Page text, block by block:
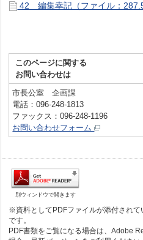
42 編集幸記（ファイル：
このページに関する
お問い合わせは
市長公室 企画課
電話：096-248-1813
ファックス：096-248-1196
お問い合わせフォーム
別ウィンドウで開きます
※資料としてPDFファイルが添付され
です。
PDF書類をご覧になる場合は、Adobe